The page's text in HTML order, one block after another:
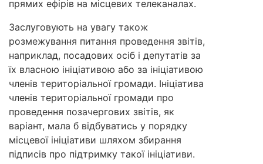
прямих ефірів на місцевих телеканалах.
Заслуговують на увагу також
розмежування питання проведення звітів,
наприклад, посадових осіб і депутатів за
їх власною ініціативою або за ініціативою
членів територіальної громади. Ініціатива
членів територіальної громади про
проведення позачергових звітів, як
варіант, мала б відбуватись у порядку
місцевої ініціативи шляхом збирання
підписів про підтримку такої ініціативи.